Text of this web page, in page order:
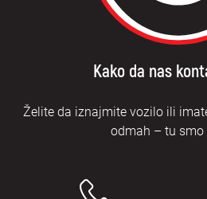
Kako da nas
Želite da iznajmite vozilo ili
odmah – tu smo